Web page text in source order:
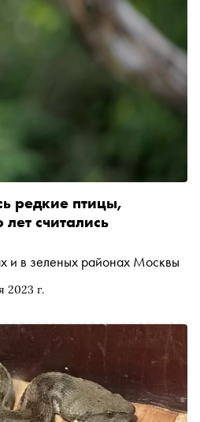
2023 г.
редкие птицы,
считались
и в зеленых районах Москвы